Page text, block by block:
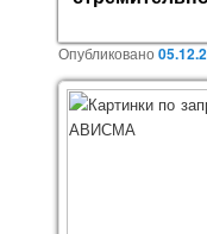
Опубликовано